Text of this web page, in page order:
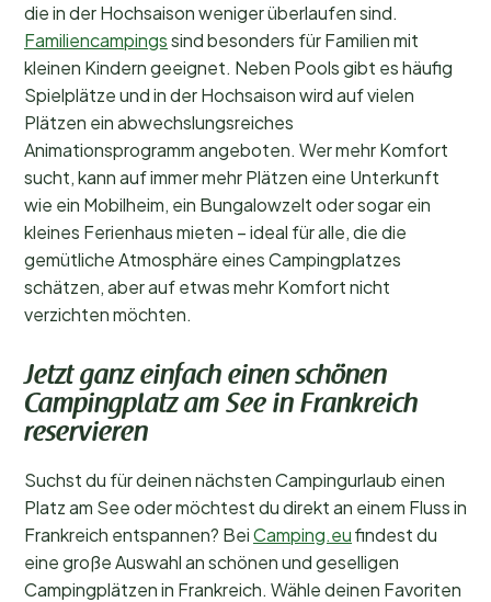
die in der Hochsaison weniger überlaufen sind.
Familiencampingssind besonders für Familien mit
kleinen Kindern geeignet. Neben Pools gibt es häufig
Spielplätze und in der Hochsaison wird auf vielen
Plätzen ein abwechslungsreiches
Animationsprogramm angeboten. Wer mehr Komfort
sucht, kann auf immer mehr Plätzen eine Unterkunft
wie ein Mobilheim, ein Bungalowzelt oder sogar ein
kleines Ferienhaus mieten – ideal für alle, die die
gemütliche Atmosphäre eines Campingplatzes
schätzen, aber auf etwas mehr Komfort nicht
verzichten möchten.
Jetzt ganz einfach einen schönen
Campingplatz am See in Frankreich
reservieren
Suchst du für deinen nächsten Campingurlaub einen
Platz am See oder möchtest du direkt an einem Fluss in
Frankreich entspannen? BeiCamping.eufindest du
eine große Auswahl an schönen und geselligen
Campingplätzen in Frankreich. Wähle deinen Favoriten